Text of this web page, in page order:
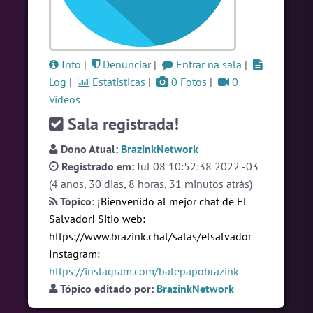
#Evangelicos
7 pessoas
#Novanativa
6 pessoas
#Brazink
6 pessoas
Ver todas as salas
🎁 Promoção 🛍 Crie seu Chat e Rádio 📻
com Site e Chat Bot 🤖 de Pedidos
English Português Español © 2018 Brazink
Info | Denunciar| Entrar na sala |
Log | Estatísticas | 0 Fotos |
0
Vídeos
Sala registrada!
Dono Atual: BrazinkNetwork
Registrado em:Jul 08 10:52:38 2022 -03
(4 anos, 30 dias, 8 horas, 31 minutos atrás)
Tópico: ¡Bienvenido al mejor chat de El
Salvador! Sitio web:
https://www.brazink.chat/salas/elsalvador
Instagram:
https://instagram.com/batepapobrazink
Tópico editado por: BrazinkNetwork